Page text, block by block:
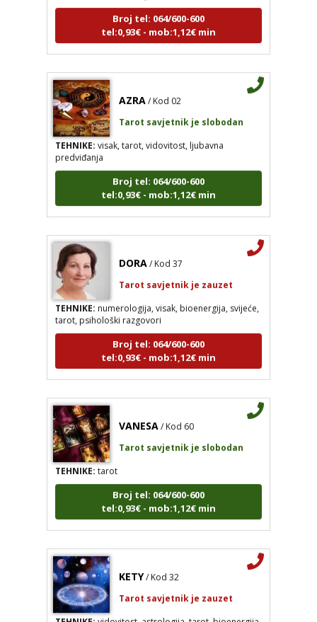
Broj tel: 064/600-600
tel:0,93€ - mob:1,12€ min
TEHNIKE:visak, tarot, vidovitost, ljubavna
predviđanja
Broj tel: 064/600-600
tel:0,93€ - mob:1,12€ min
TEHNIKE:numerologija, visak, bioenergija, svijeće,
tarot, psihološki razgovori
Broj tel: 064/600-600
tel:0,93€ - mob:1,12€ min
TEHNIKE:tarot
Broj tel: 064/600-600
tel:0,93€ - mob:1,12€ min
TEHNIKE:vidovitost, astrologija, tarot, bioenergija